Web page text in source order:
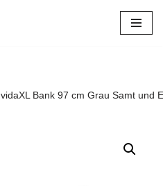
vidaXL Bank 97 cm Grau Samt und